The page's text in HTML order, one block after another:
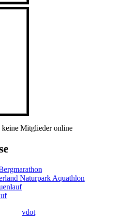
Mitglieder online
Naturpark Aquathlon